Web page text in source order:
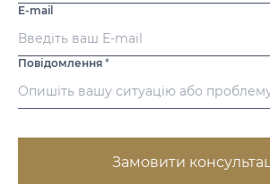
E-mail
Повідомлення *
Замовити